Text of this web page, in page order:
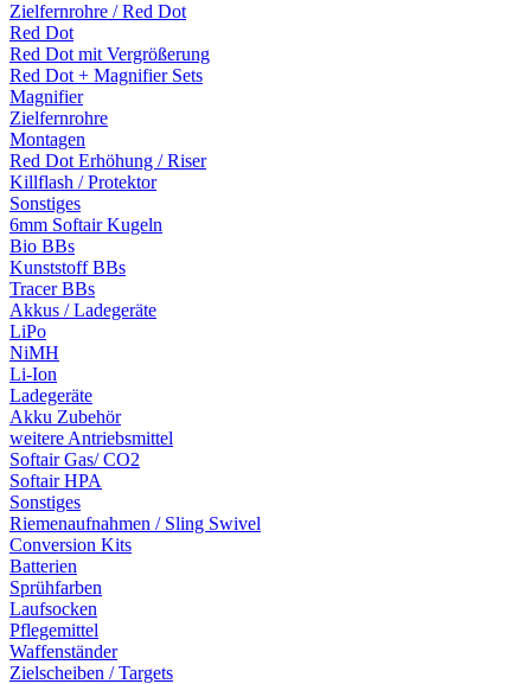
Zielfernrohre / Red Dot
Red Dot
Red Dot mit Vergrößerung
Red Dot + Magnifier Sets
Magnifier
Zielfernrohre
Montagen
Red Dot Erhöhung / Riser
Killflash / Protektor
Sonstiges
6mm Softair Kugeln
Bio BBs
Kunststoff BBs
Tracer BBs
Akkus / Ladegeräte
LiPo
NiMH
Li-Ion
Ladegeräte
Akku Zubehör
weitere Antriebsmittel
Softair Gas/ CO2
Softair HPA
Sonstiges
Riemenaufnahmen / Sling Swivel
Conversion Kits
Batterien
Sprühfarben
Laufsocken
Pflegemittel
Waffenständer
Zielscheiben / Targets